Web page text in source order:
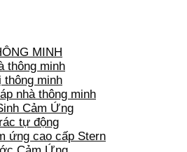
MINH
thông minh
thông minh
nhà thông minh
Cảm Ứng
tự động
ứng cao cấp Stern